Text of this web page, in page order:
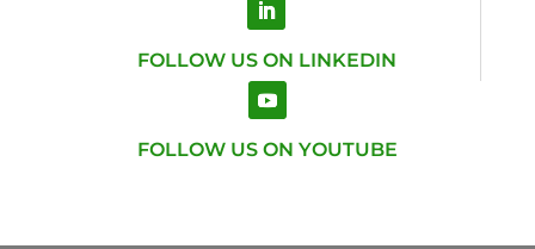
FOLLOW US ON LINKEDIN
FOLLOW US ON YOUTUBE